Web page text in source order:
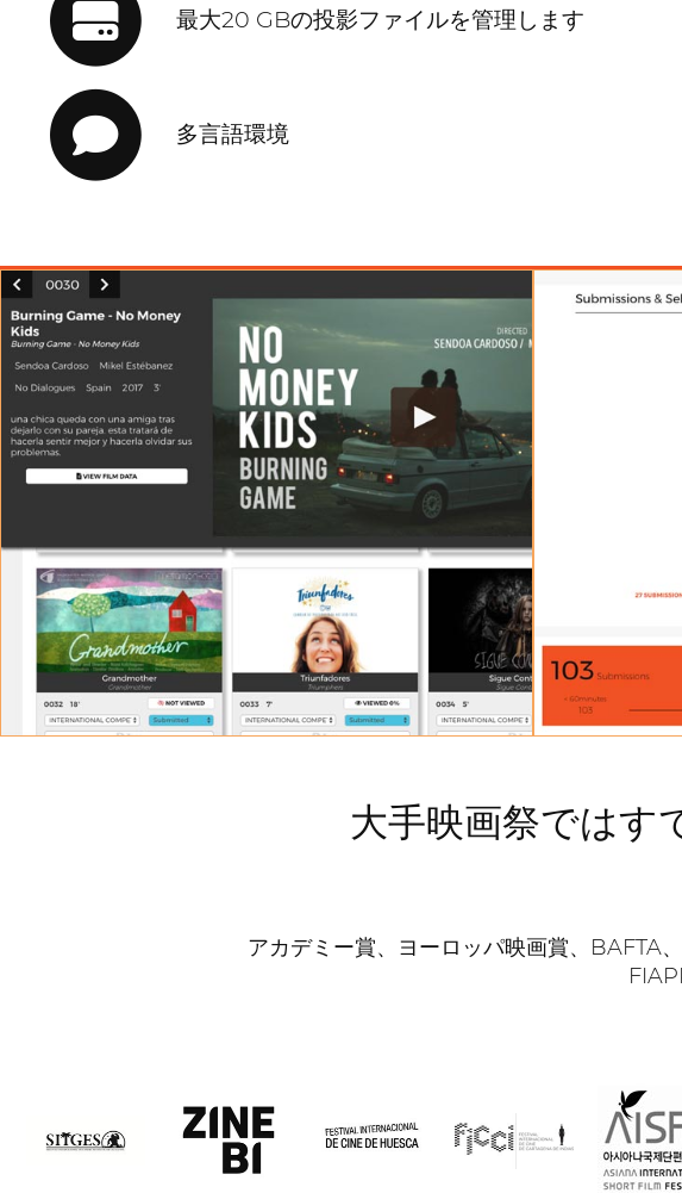
最大20 GBの投影ファイルを管理します
多言語環境
大手映画祭では
アカデミー賞、ヨーロッパ映画賞、BAFTA